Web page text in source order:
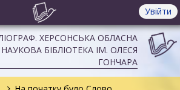
Увійти
ХЕРСОНСЬКА ОБЛАСНА
БІБЛІОТЕКА ІМ. ОЛЕСЯ
ГОНЧАРА